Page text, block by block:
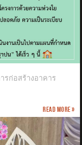
รก่อสร้างอาคาร
Read more »